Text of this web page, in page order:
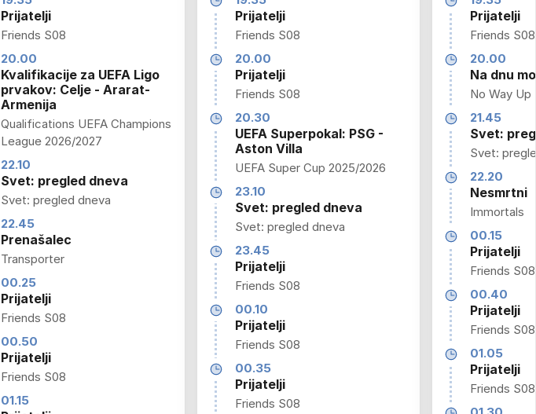
Prijatelji
Friends S08
20.00
Kvalifikacije za UEFA Ligo
prvakov: Celje - Ararat-
Armenija
Qualifications UEFA Champions
League 2026/2027
22.10
Svet: pregled dneva
Svet: pregled dneva
22.45
Prenašalec
Transporter
00.25
Prijatelji
Friends S08
00.50
Prijatelji
Friends S08
01.15
Prijatelji
Friends S08
20.00
Prijatelji
Friends S08
20.30
UEFA Superpokal: PSG -
Aston Villa
UEFA Super Cup 2025/2026
23.10
Svet: pregled dneva
Svet: pregled dneva
23.45
Prijatelji
Friends S08
00.10
Prijatelji
Friends S08
00.35
Prijatelji
Friends S08
Prijatelji
Friends S08
20.00
Na dnu
No Way Up
21.45
Svet:
Svet:
22.20
Nesmrtni
Immortals
00.15
Prijatelji
Friends S08
00.40
Prijatelji
Friends S08
01.05
Prijatelji
Friends S08